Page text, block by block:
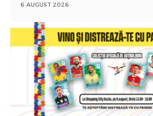
6 AUGUST 2026